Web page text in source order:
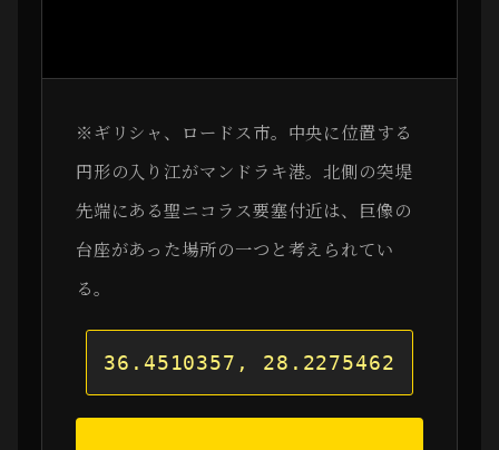
※ギリシャ、ロードス市。中央に位置する
円形の入り江がマンドラキ港。北側の突堤
先端にある聖ニコラス要塞付近は、巨像の
台座があった場所の一つと考えられてい
る。
36.4510357, 28.2275462